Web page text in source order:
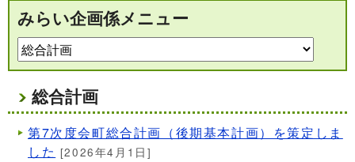
みらい企画係メニュー
総合計画
第7次度会町総合計画（後期基本計画）を策定しま
した [2026年4月1日]